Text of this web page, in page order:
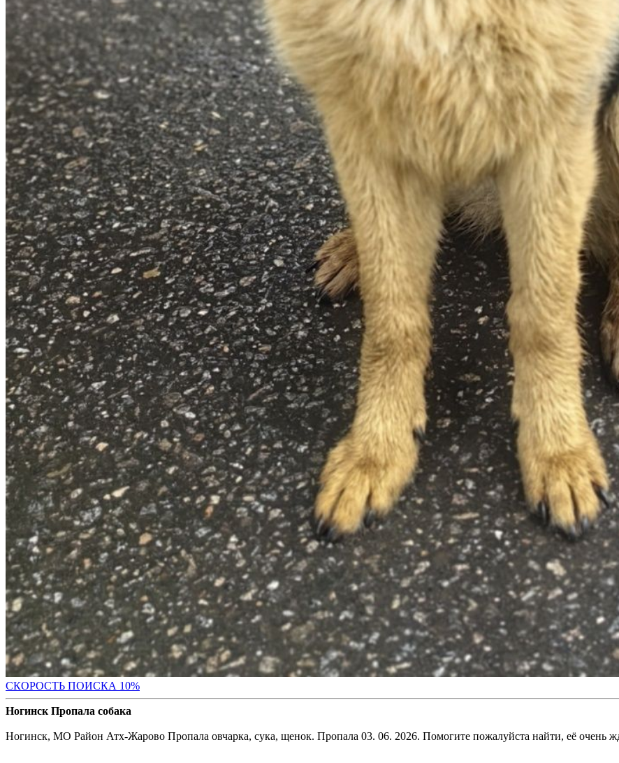
СКОРОСТЬ ПОИСКА 10%
Ногинск Пропала собака
Ногинск, МО Район Атх-Жарово Пропала овчарка, сука, щенок. Пропала 03. 06. 2026. Помогите пожалуйста найти, её очень